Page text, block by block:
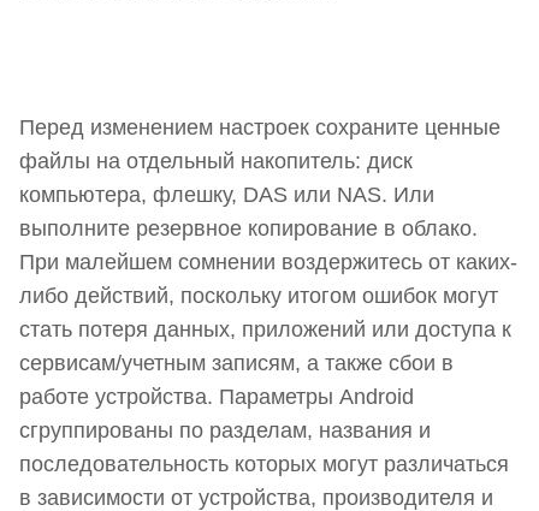
Перед изменением настроек сохраните ценные
файлы на отдельный накопитель: диск
компьютера, флешку, DAS или NAS. Или
выполните резервное копирование в облако.
При малейшем сомнении воздержитесь от каких-
либо действий, поскольку итогом ошибок могут
стать потеря данных, приложений или доступа к
сервисам/учетным записям, а также сбои в
работе устройства. Параметры Android
сгруппированы по разделам, названия и
последовательность которых могут различаться
в зависимости от устройства, производителя и